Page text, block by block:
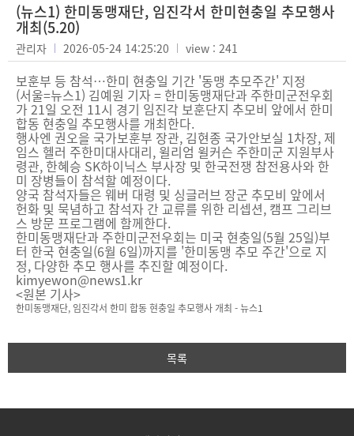
(뉴스1) 한미동맹재단, 임진각서 한미현충일 추모행사
개최(5.20)
관리자 2026-05-24 14:25:20 view : 241
보훈부 등 참석…한미 현충일 기간 '동맹 추모주간' 지정
(서울=뉴스1) 김예원 기자 = 한미동맹재단과 주한미군전우회
가 21일 오전 11시 경기 임진각 보훈단지 추모비 앞에서 한미
합동 현충일 추모행사를 개최한다.
행사엔 권오을 국가보훈부 장관, 김현종 국가안보실 1차장, 제
임스 헬러 주한미대사대리, 윌리엄 윌커슨 주한미군 지원부사
령관, 한혜승 SK하이닉스 부사장 및 한국전쟁 참전용사와 한
미 장병들이 참석할 예정이다.
양국 참석자들은 웨버 대령 및 싱글러브 장군 추모비 앞에서
헌화 및 묵념하고 참석자 간 교류를 위한 리셉션, 캠프 그리브
스 방문 프로그램에 함께한다.
한미동맹재단과 주한미군전우회는 미국 현충일(5월 25일)부
터 한국 현충일(6월 6일)까지를 '한미동맹 추모 주간'으로 지
정, 다양한 추모 행사를 추진할 예정이다.
kimyewon@news1.kr
<원본 기사>
한미동맹재단, 임진각서 한미 합동 현충일 추모행사 개최 - 뉴스1
목록